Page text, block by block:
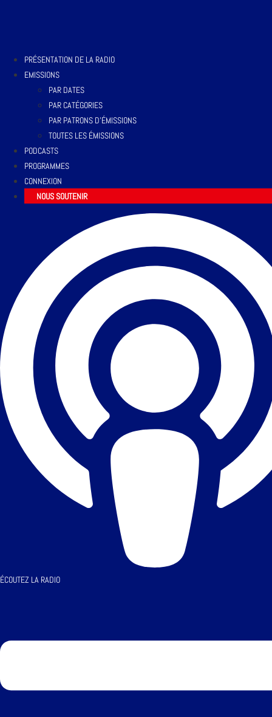
PRÉSENTATION DE LA RADIO
EMISSIONS
PAR DATES
PAR CATÉGORIES
PAR PATRONS D’ÉMISSIONS
TOUTES LES ÉMISSIONS
PODCASTS
PROGRAMMES
CONNEXION
NOUS SOUTENIR
ÉCOUTEZ LA RADIO